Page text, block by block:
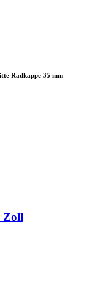
Radkappe 35 mm
Zoll